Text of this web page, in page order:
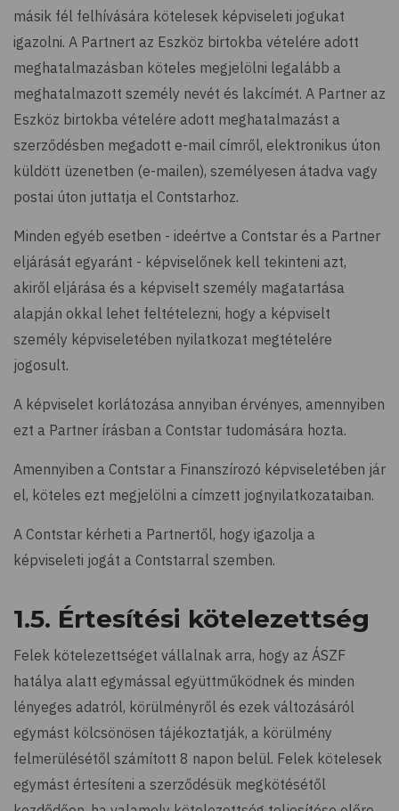
másik fél felhívására kötelesek képviseleti jogukat
igazolni. A Partnert az Eszköz birtokba vételére adott
meghatalmazásban köteles megjelölni legalább a
meghatalmazott személy nevét és lakcímét. A Partner az
Eszköz birtokba vételére adott meghatalmazást a
szerződésben megadott e-mail címről, elektronikus úton
küldött üzenetben (e-mailen), személyesen átadva vagy
postai úton juttatja el Contstarhoz.
Minden egyéb esetben - ideértve a Contstar és a Partner
eljárását egyaránt - képviselőnek kell tekinteni azt,
akiről eljárása és a képviselt személy magatartása
alapján okkal lehet feltételezni, hogy a képviselt
személy képviseletében nyilatkozat megtételére
jogosult.
A képviselet korlátozása annyiban érvényes, amennyiben
ezt a Partner írásban a Contstar tudomására hozta.
Amennyiben a Contstar a Finanszírozó képviseletében jár
el, köteles ezt megjelölni a címzett jognyilatkozataiban.
A Contstar kérheti a Partnertől, hogy igazolja a
képviseleti jogát a Contstarral szemben.
1.5. Értesítési kötelezettség
Felek kötelezettséget vállalnak arra, hogy az ÁSZF
hatálya alatt egymással együttműködnek és minden
lényeges adatról, körülményről és ezek változásáról
egymást kölcsönösen tájékoztatják, a körülmény
felmerülésétől számított 8 napon belül. Felek kötelesek
egymást értesíteni a szerződésük megkötésétől